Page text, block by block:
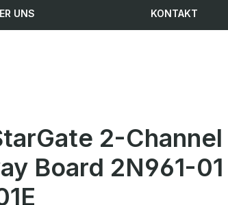
UNS KONTAKT
2-Channel
Board 2N961-01